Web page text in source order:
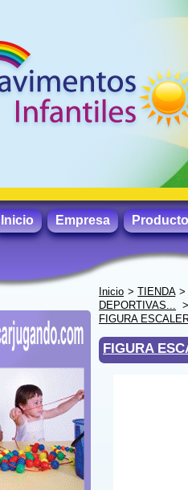
Inicio Empresa
Inicio >TIENDA>
DEPORTIVAS... >
FIGURA
FIGURA